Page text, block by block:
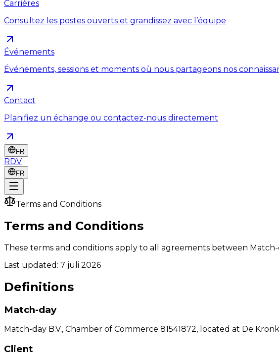
Carrières
Consultez les postes ouverts et grandissez avec l’équipe
Événements
Événements, sessions et moments où nous partageons nos
Contact
Planifiez un échange ou contactez-nous directement
FR
RDV
FR
Terms and Conditions
Terms and Conditions
These terms and conditions apply to all agreements between Match-
Last updated : 7 juli 2026
Definitions
Match-day
Match-day B.V., Chamber of Commerce 81541872, located at De
Client